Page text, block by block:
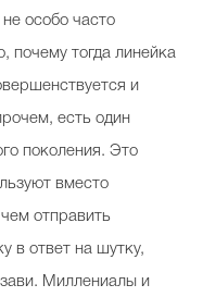
особо часто
почему тогда линейка
и
есть один
поколения. Это
вместо
отправить
в ответ на шутку,
Миллениалы и